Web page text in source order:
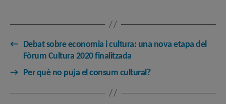
←
Debat sobre economia i cultura: una nova etapa del
Fòrum Cultura 2020 finalitzada
→
Per què no puja el consum cultural?